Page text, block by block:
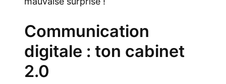
Communication
digitale : ton cabinet
2.0